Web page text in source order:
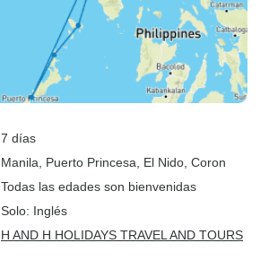
7 días
Manila , Puerto Princesa , El Nido , Coron
Todas las edades son bienvenidas
Solo: Inglés
H AND H HOLIDAYS TRAVEL AND TOURS